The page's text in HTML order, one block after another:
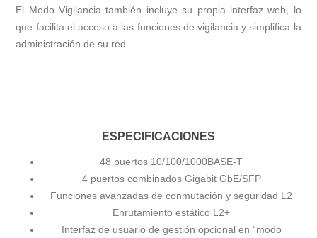
El Modo Vigilancia también incluye su propia interfaz web, lo
que facilita el acceso a las funciones de vigilancia y simplifica la
administración de su red.
ESPECIFICACIONES
48 puertos 10/100/1000BASE-T
4 puertos combinados Gigabit GbE/SFP
Funciones avanzadas de conmutación y seguridad L2
Enrutamiento estático L2+
Interfaz de usuario de gestión opcional en “modo